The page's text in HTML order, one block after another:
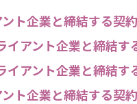
ト企業と締結する契
イアント企業と締結す
イアント企業と締結す
ト企業と締結する契